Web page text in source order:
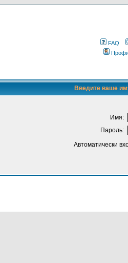
FAQ
Введите ваше
Имя:
Пароль:
Автоматически